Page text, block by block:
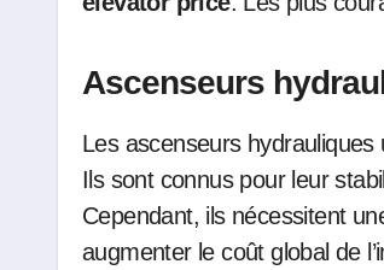
Ascenseurs
Les ascenseurs
Ils sont connus pour leur
Cependant, ils nécessitent
augmenter le coût global de